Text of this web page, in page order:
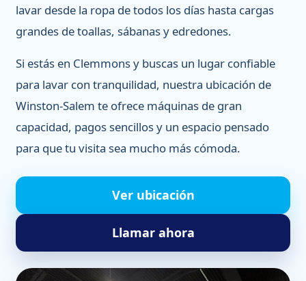
lavar desde la ropa de todos los días hasta cargas
grandes de toallas, sábanas y edredones.
Si estás en Clemmons y buscas un lugar confiable
para lavar con tranquilidad, nuestra ubicación de
Winston-Salem te ofrece máquinas de gran
capacidad, pagos sencillos y un espacio pensado
para que tu visita sea mucho más cómoda.
Ver ubicación
Llamar ahora